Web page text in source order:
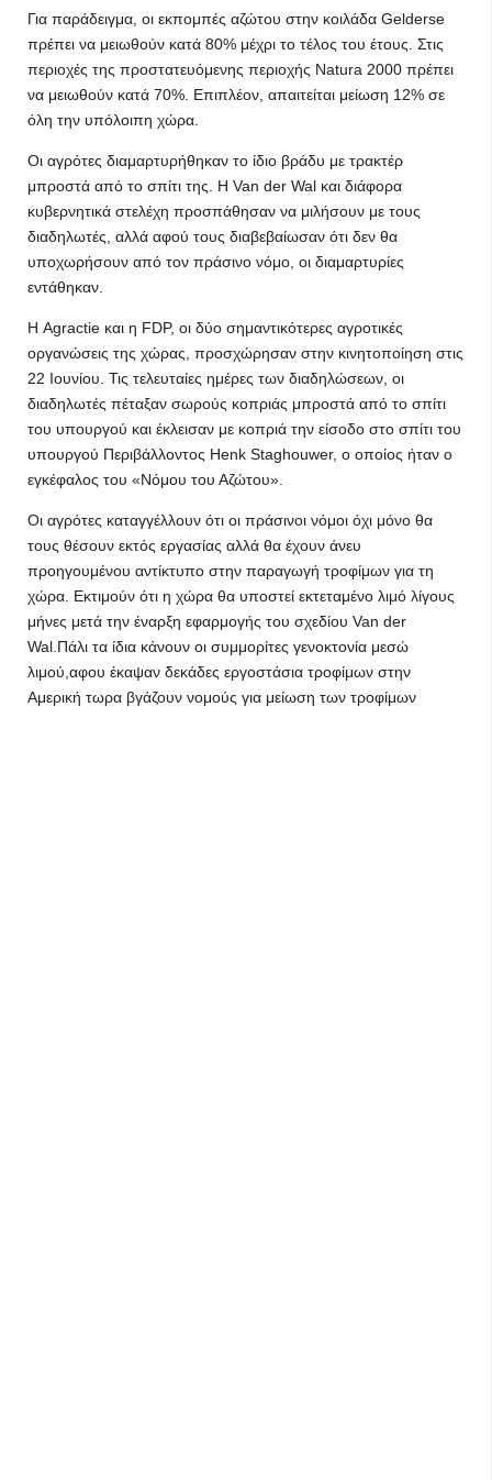
Για παράδειγμα, οι εκπομπές αζώτου στην κοιλάδα Gelderse
πρέπει να μειωθούν κατά 80% μέχρι το τέλος του έτους. Στις
περιοχές της προστατευόμενης περιοχής Natura 2000 πρέπει
να μειωθούν κατά 70%. Επιπλέον, απαιτείται μείωση 12% σε
όλη την υπόλοιπη χώρα.
Οι αγρότες διαμαρτυρήθηκαν το ίδιο βράδυ με τρακτέρ
μπροστά από το σπίτι της. Η Van der Wal και διάφορα
κυβερνητικά στελέχη προσπάθησαν να μιλήσουν με τους
διαδηλωτές, αλλά αφού τους διαβεβαίωσαν ότι δεν θα
υποχωρήσουν από τον πράσινο νόμο, οι διαμαρτυρίες
εντάθηκαν.
Η Agractie και η FDP, οι δύο σημαντικότερες αγροτικές
οργανώσεις της χώρας, προσχώρησαν στην κινητοποίηση στις
22 Ιουνίου. Τις τελευταίες ημέρες των διαδηλώσεων, οι
διαδηλωτές πέταξαν σωρούς κοπριάς μπροστά από το σπίτι
του υπουργού και έκλεισαν με κοπριά την είσοδο στο σπίτι του
υπουργού Περιβάλλοντος Henk Staghouwer, ο οποίος ήταν ο
εγκέφαλος του «Νόμου του Αζώτου».
Οι αγρότες καταγγέλλουν ότι οι πράσινοι νόμοι όχι μόνο θα
τους θέσουν εκτός εργασίας αλλά θα έχουν άνευ
προηγουμένου αντίκτυπο στην παραγωγή τροφίμων για τη
χώρα. Εκτιμούν ότι η χώρα θα υποστεί εκτεταμένο λιμό λίγους
μήνες μετά την έναρξη εφαρμογής του σχεδίου Van der
Wal.Πάλι τα ίδια κάνουν οι συμμορίτες γενοκτονία μεσώ
λιμού,αφου έκαψαν δεκάδες εργοστάσια τροφίμων στην
Αμερική τωρα βγάζουν νομούς για μείωση των τροφίμων